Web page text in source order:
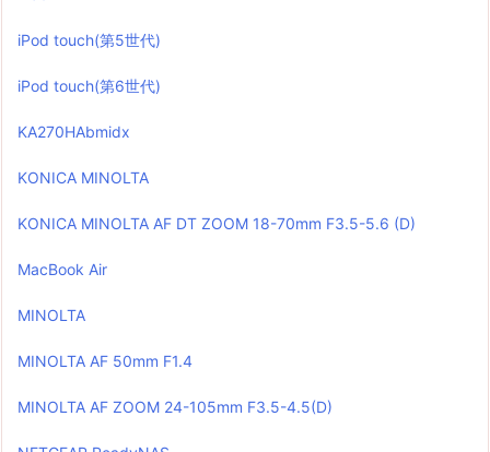
iPod touch(第5世代)
iPod touch(第6世代)
KA270HAbmidx
KONICA MINOLTA
KONICA MINOLTA AF DT ZOOM 18-70mm F3.5-5.6 (D)
MacBook Air
MINOLTA
MINOLTA AF 50mm F1.4
MINOLTA AF ZOOM 24-105mm F3.5-4.5(D)